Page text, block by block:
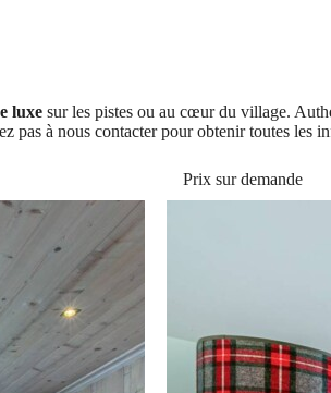
luxe sur les pistes ou au cœur du village.
pas à nous contacter pour obtenir toutes les
Prix sur demande